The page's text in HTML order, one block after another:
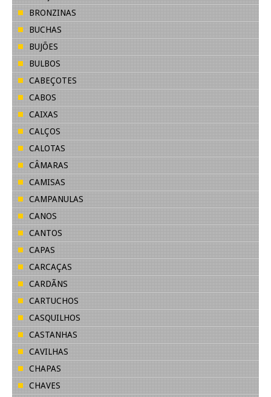
BRONZINAS
BUCHAS
BUJÕES
BULBOS
CABEÇOTES
CABOS
CAIXAS
CALÇOS
CALOTAS
CÂMARAS
CAMISAS
CAMPANULAS
CANOS
CANTOS
CAPAS
CARCAÇAS
CARDÃNS
CARTUCHOS
CASQUILHOS
CASTANHAS
CAVILHAS
CHAPAS
CHAVES